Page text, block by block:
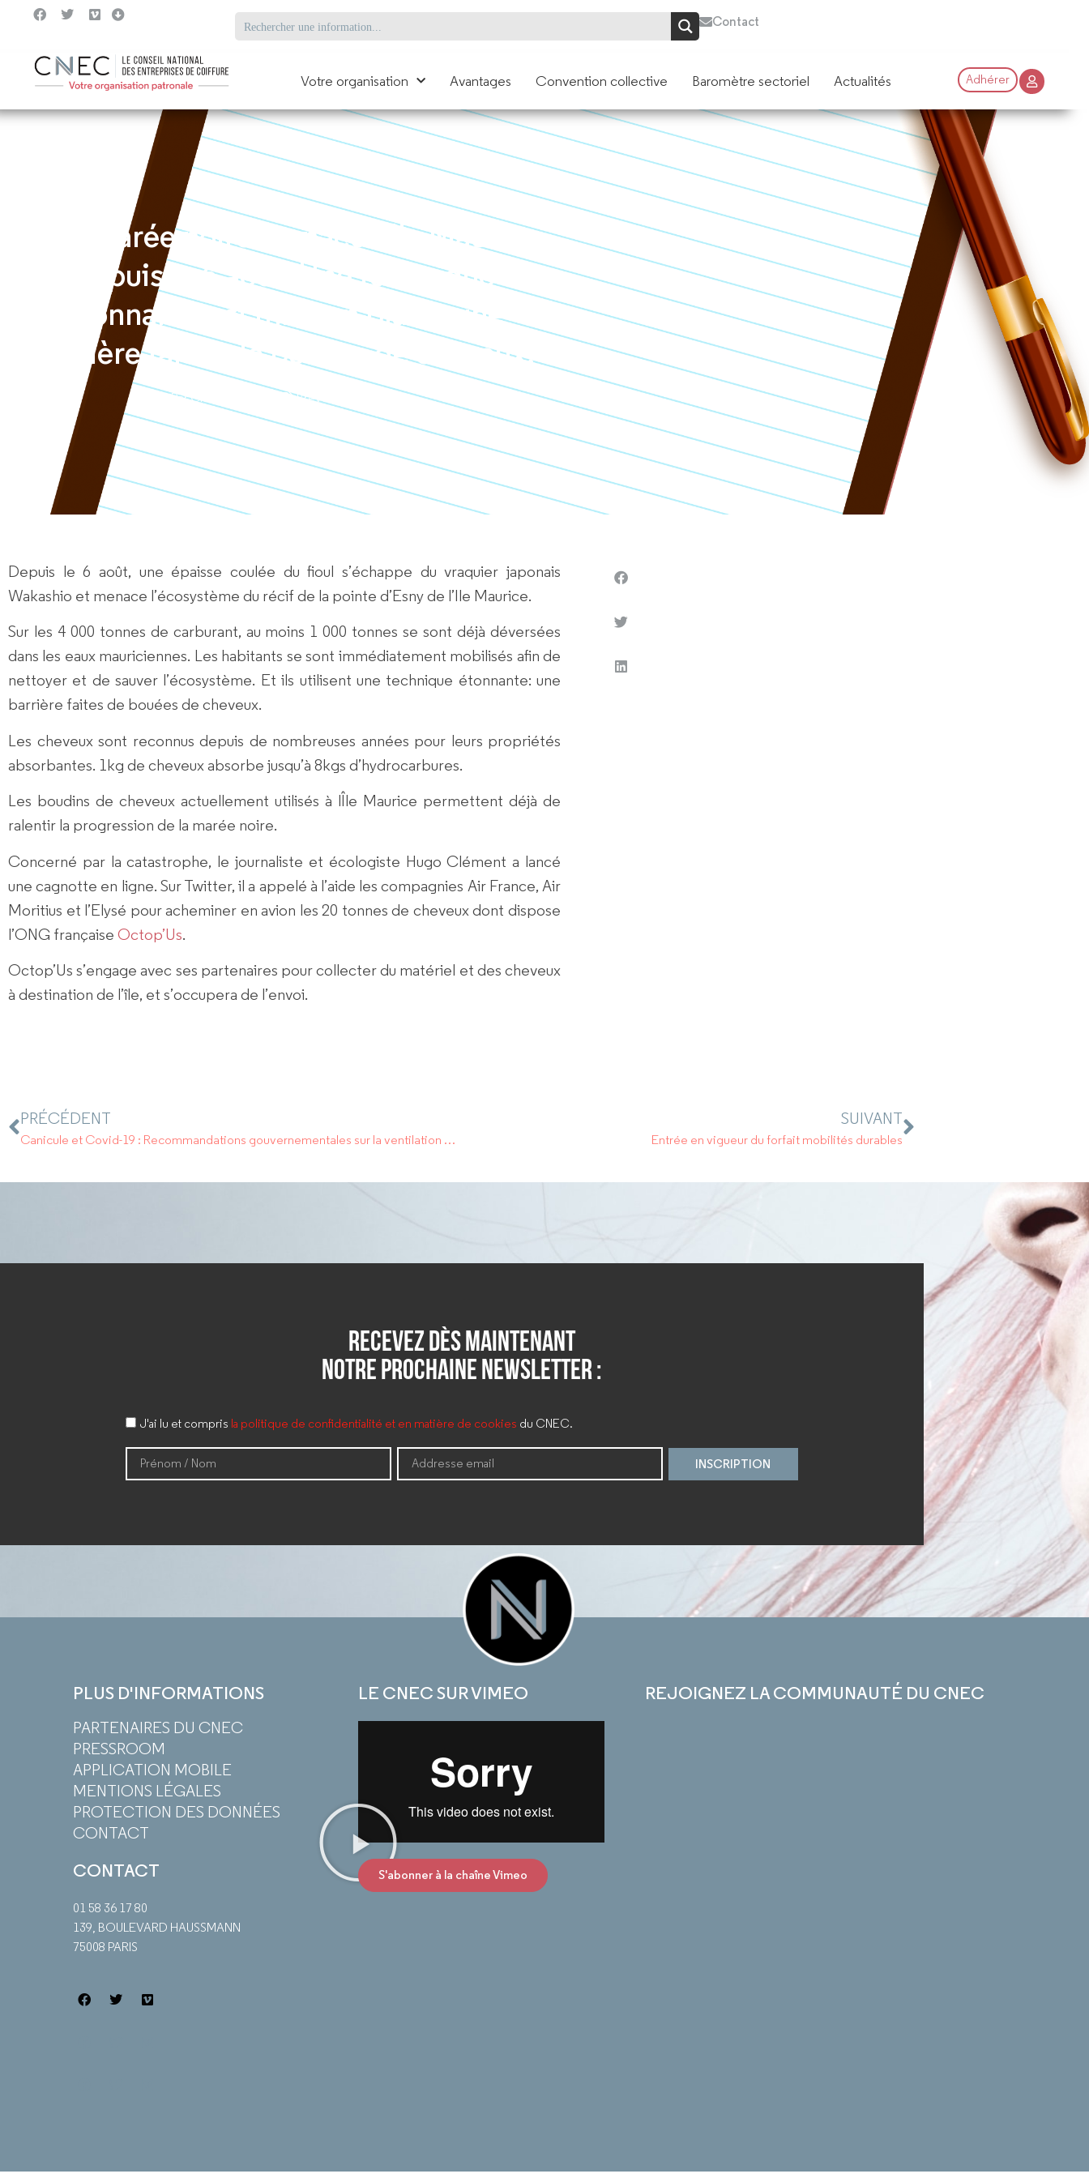
Contact
Votre organisation Avantages Convention collective Baromètre sectoriel Actualités Adhérer
Une marée noire menace l’Île Maurice
depuis le 6 août. Une technique
étonnante est mise en place: une
barrière faites de bouées de cheveux.
ParCNEC rédacteur Brèves de coiffeur
Depuis le 6 août, une épaisse coulée du fioul s’échappe du vraquier japonais
Wakashio et menace l’écosystème du récif de la pointe d’Esny de l’Ile Maurice.
Sur les 4 000 tonnes de carburant, au moins 1 000 tonnes se sont déjà déversées
dans les eaux mauriciennes. Les habitants se sont immédiatement mobilisés afin de
nettoyer et de sauver l’écosystème. Et ils utilisent une technique étonnante: une
barrière faites de bouées de cheveux.
Les cheveux sont reconnus depuis de nombreuses années pour leurs propriétés
absorbantes. 1kg de cheveux absorbe jusqu’à 8kgs d’hydrocarbures.
Les boudins de cheveux actuellement utilisés à lÎle Maurice permettent déjà de
ralentir la progression de la marée noire.
Concerné par la catastrophe, le journaliste et écologiste Hugo Clément a lancé
une cagnotte en ligne. Sur Twitter, il a appelé à l’aide les compagnies Air France, Air
Moritius et l’Elysé pour acheminer en avion les 20 tonnes de cheveux dont dispose
l’ONG française Octop’Us.
Octop’Us s’engage avec ses partenaires pour collecter du matériel et des cheveux
à destination de l’île, et s’occupera de l’envoi.
PRÉCÉDENT
Canicule et Covid-19 : Recommandations gouvernementales sur la ventilation et la climatisation des locaux
SUIVANT
Entrée en vigueur du forfait mobilités durables
Recevez dès maintenant
notre prochaine newsletter :
J'ai lu et compris la politique de confidentialité et en matière de cookies du CNEC.
INSCRIPTION
PLUS D'INFORMATIONS
PARTENAIRES DU CNEC
PRESSROOM
APPLICATION MOBILE
MENTIONS LÉGALES
PROTECTION DES DONNÉES
CONTACT
CONTACT
01 58 36 17 80
139, BOULEVARD HAUSSMANN
75008 PARIS
LE CNEC SUR VIMEO
S'abonner à la chaîne Vimeo
REJOIGNEZ LA COMMUNAUTÉ DU CNEC